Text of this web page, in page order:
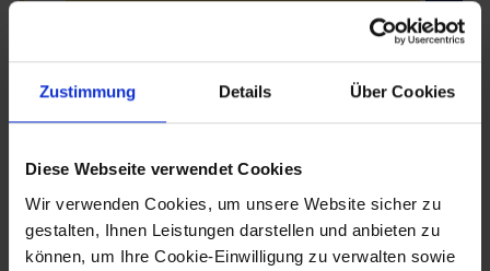
Zustimmung Details Über Cookies
Diese Webseite verwendet Cookies
Wir verwenden Cookies, um unsere Website sicher zu
gestalten, Ihnen Leistungen darstellen und anbieten zu
können, um Ihre Cookie-Einwilligung zu verwalten sowie
1202 bis 1204
Konstantinopels
1.3.1202